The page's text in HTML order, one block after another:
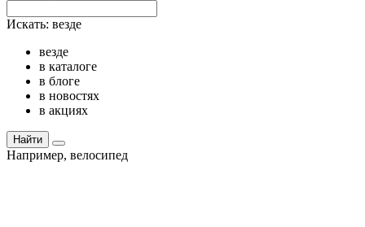
Искать: везде
везде
в каталоге
в блоге
в новостях
в акциях
Найти
Например, велосипед